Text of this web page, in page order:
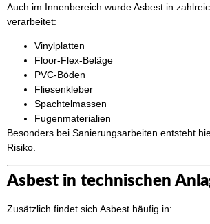
Auch im Innenbereich wurde Asbest in
verarbeitet:
Vinylplatten
Floor-Flex-Beläge
PVC-Böden
Fliesenkleber
Spachtelmassen
Fugenmaterialien
Besonders bei Sanierungsarbeiten entsteht
Risiko.
Asbest in technischen
Zusätzlich findet sich Asbest häufig in: